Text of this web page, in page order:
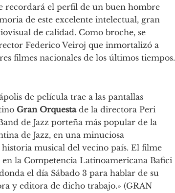
recordará el perfil de un buen hombre
de este excelente intelectual, gran
de calidad. Como broche, se
Federico Veiroj que inmortalizó a
filmes nacionales de los últimos tiempos.
de película trae a las pantallas
Gran Orquestade la directora Peri
de Jazz porteña más popular de la
de Jazz, en una minuciosa
musical del vecino país. El filme
la Competencia Latinoamericana Bafici
el día Sábado 3 para hablar de su
y editora de dicho trabajo.» (GRAN